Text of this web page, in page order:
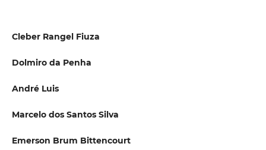
Cleber Rangel Fiuza
Dolmiro da Penha
André Luis
Marcelo dos Santos Silva
Emerson Brum Bittencourt